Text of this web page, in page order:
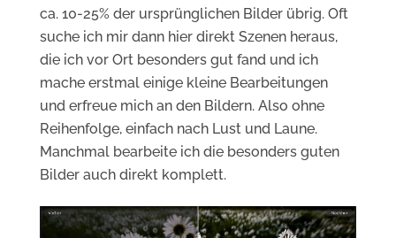
ca. 10-25% der ursprünglichen Bilder übrig. Oft
suche ich mir dann hier direkt Szenen heraus,
die ich vor Ort besonders gut fand und ich
mache erstmal einige kleine Bearbeitungen
und erfreue mich an den Bildern. Also ohne
Reihenfolge, einfach nach Lust und Laune.
Manchmal bearbeite ich die besonders guten
Bilder auch direkt komplett.